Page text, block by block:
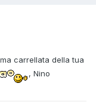
carrellata della tua
, Nino